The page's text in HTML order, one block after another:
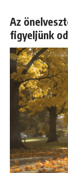
Az
figyeljünk